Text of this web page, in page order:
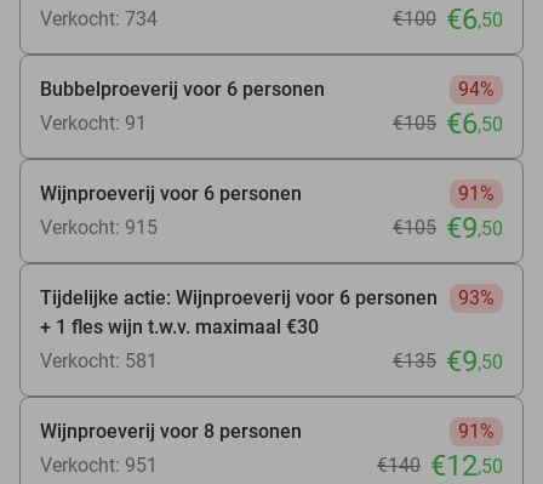
Verkocht: 734 €100 €6,50
Bubbelproeverij voor 6 personen
94%
Verkocht: 91
€105 €6,50
Wijnproeverij voor 6 personen
91%
Verkocht: 915
€105 €9,50
Tijdelijke actie: Wijnproeverij voor 6 personen
+ 1 fles wijn t.w.v. maximaal €30
93%
Verkocht: 581 €135 €9,50
Wijnproeverij voor 8 personen
91%
Verkocht: 951
€140 €12,50